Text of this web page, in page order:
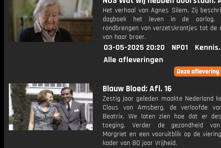
Het verhaal van Agnes Silem. Zij
dagboek het leven in de oorlog.
rondbrengen van verzetskrantjes tot de
van haar broer.
03-05-2025 20:20 NPO1
Alle afleveringen
Blauw Bloed: Afl. 16
Zestig jaar geleden maakte Nederland
Claus von Amsberg, de verloofde
Beatrix. We laten zien hoe dat er
toeging. Verder de gezondheid
Margriet en een vooruitblik op de
kader van 80 jaar Vrijheid.